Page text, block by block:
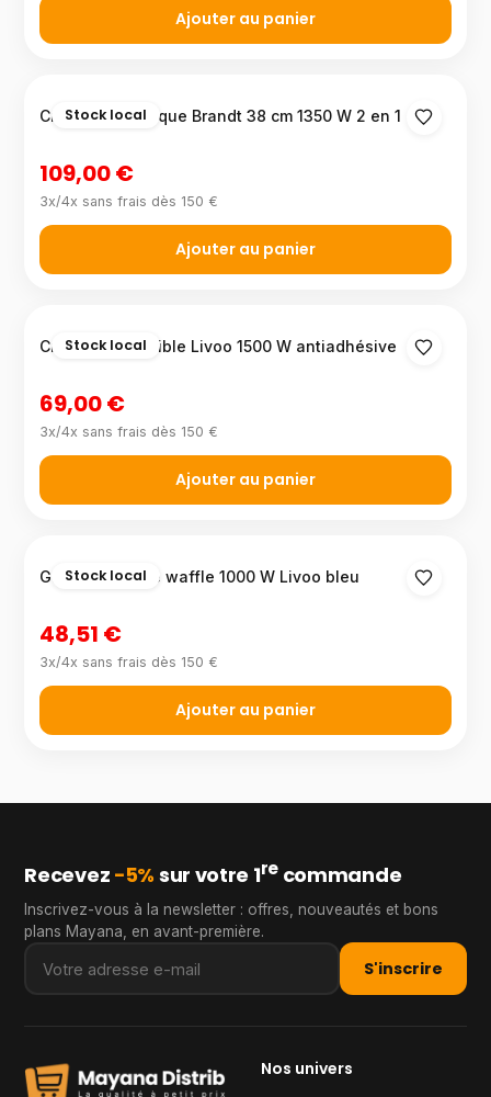
Ajouter au panier
Stock local
Crêpière électrique Brandt 38 cm 1350 W 2 en 1
109,00 €
3x/4x sans frais dès 150 €
Ajouter au panier
Stock local
Crêpière réversible Livoo 1500 W antiadhésive
69,00 €
3x/4x sans frais dès 150 €
Ajouter au panier
Stock local
Gaufrier bubble waffle 1000 W Livoo bleu
48,51 €
3x/4x sans frais dès 150 €
Ajouter au panier
Recevez −5% sur votre 1recommande
Inscrivez-vous à la newsletter : offres, nouveautés et bons
plans Mayana, en avant-première.
S'inscrire
Nos univers